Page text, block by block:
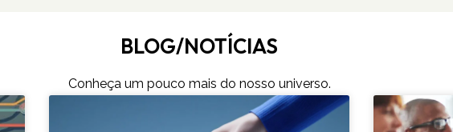
BLOG/NOTÍCIAS
Conheça um pouco mais do nosso universo.